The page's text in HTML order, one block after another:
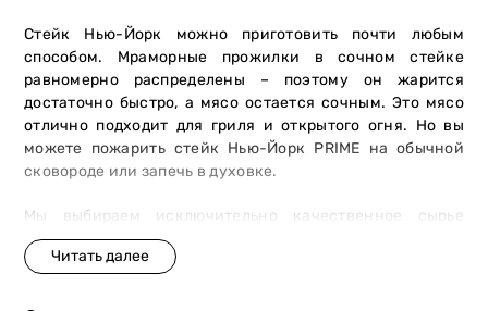
Стейк Нью-Йорк можно приготовить почти любым
способом. Мраморные прожилки в сочном стейке
равномерно распределены – поэтому он жарится
достаточно быстро, а мясо остается сочным. Это мясо
отлично подходит для гриля и открытого огня. Но вы
можете пожарить стейк Нью-Йорк PRIME на обычной
сковороде или запечь в духовке.
Мы выбираем исключительно качественное сырье
премиальных пород быков
питание и безупречный уход. Каждый стейк проходит
качества и вкуса.